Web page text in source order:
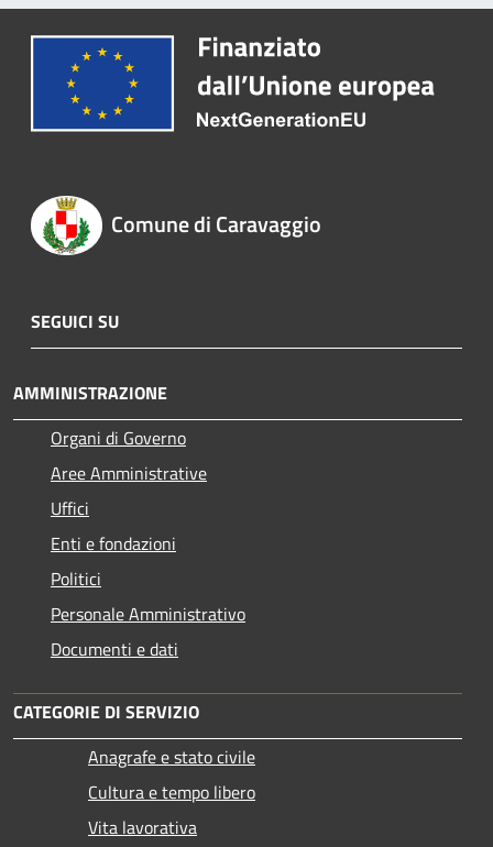
Comune di Caravaggio
SEGUICI SU
AMMINISTRAZIONE
Organi di Governo
Aree Amministrative
Uffici
Enti e fondazioni
Politici
Personale Amministrativo
Documenti e dati
CATEGORIE DI SERVIZIO
Anagrafe e stato civile
Cultura e tempo libero
Vita lavorativa